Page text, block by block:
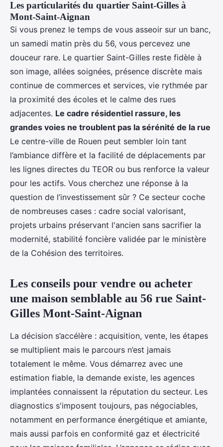
Les particularités du quartier Saint-Gilles à
Mont-Saint-Aignan
Si vous prenez le temps de vous asseoir sur un banc,
un samedi matin près du 56, vous percevez une
douceur rare. Le quartier Saint-Gilles reste fidèle à
son image, allées soignées, présence discrète mais
continue de commerces et services, vie rythmée par
la proximité des écoles et le calme des rues
adjacentes. Le cadre résidentiel rassure, les
grandes voies ne troublent pas la sérénité de la rue
Le centre-ville de Rouen peut sembler loin tant
l’ambiance diffère et la facilité de déplacements par
les lignes directes du TEOR ou bus renforce la valeur
pour les actifs. Vous cherchez une réponse à la
question de l’investissement sûr ? Ce secteur coche
de nombreuses cases : cadre social valorisant,
projets urbains préservant l'ancien sans sacrifier la
modernité, stabilité foncière validée par le ministère
de la Cohésion des territoires.
Les conseils pour vendre ou acheter
une maison semblable au 56 rue Saint-
Gilles Mont-Saint-Aignan
La décision s’accélère : acquisition, vente, les étapes
se multiplient mais le parcours n’est jamais
totalement le même. Vous démarrez avec une
estimation fiable, la demande existe, les agences
implantées connaissent la réputation du secteur. Les
diagnostics s'imposent toujours, pas négociables,
notamment en performance énergétique et amiante,
mais aussi parfois en conformité gaz et électricité